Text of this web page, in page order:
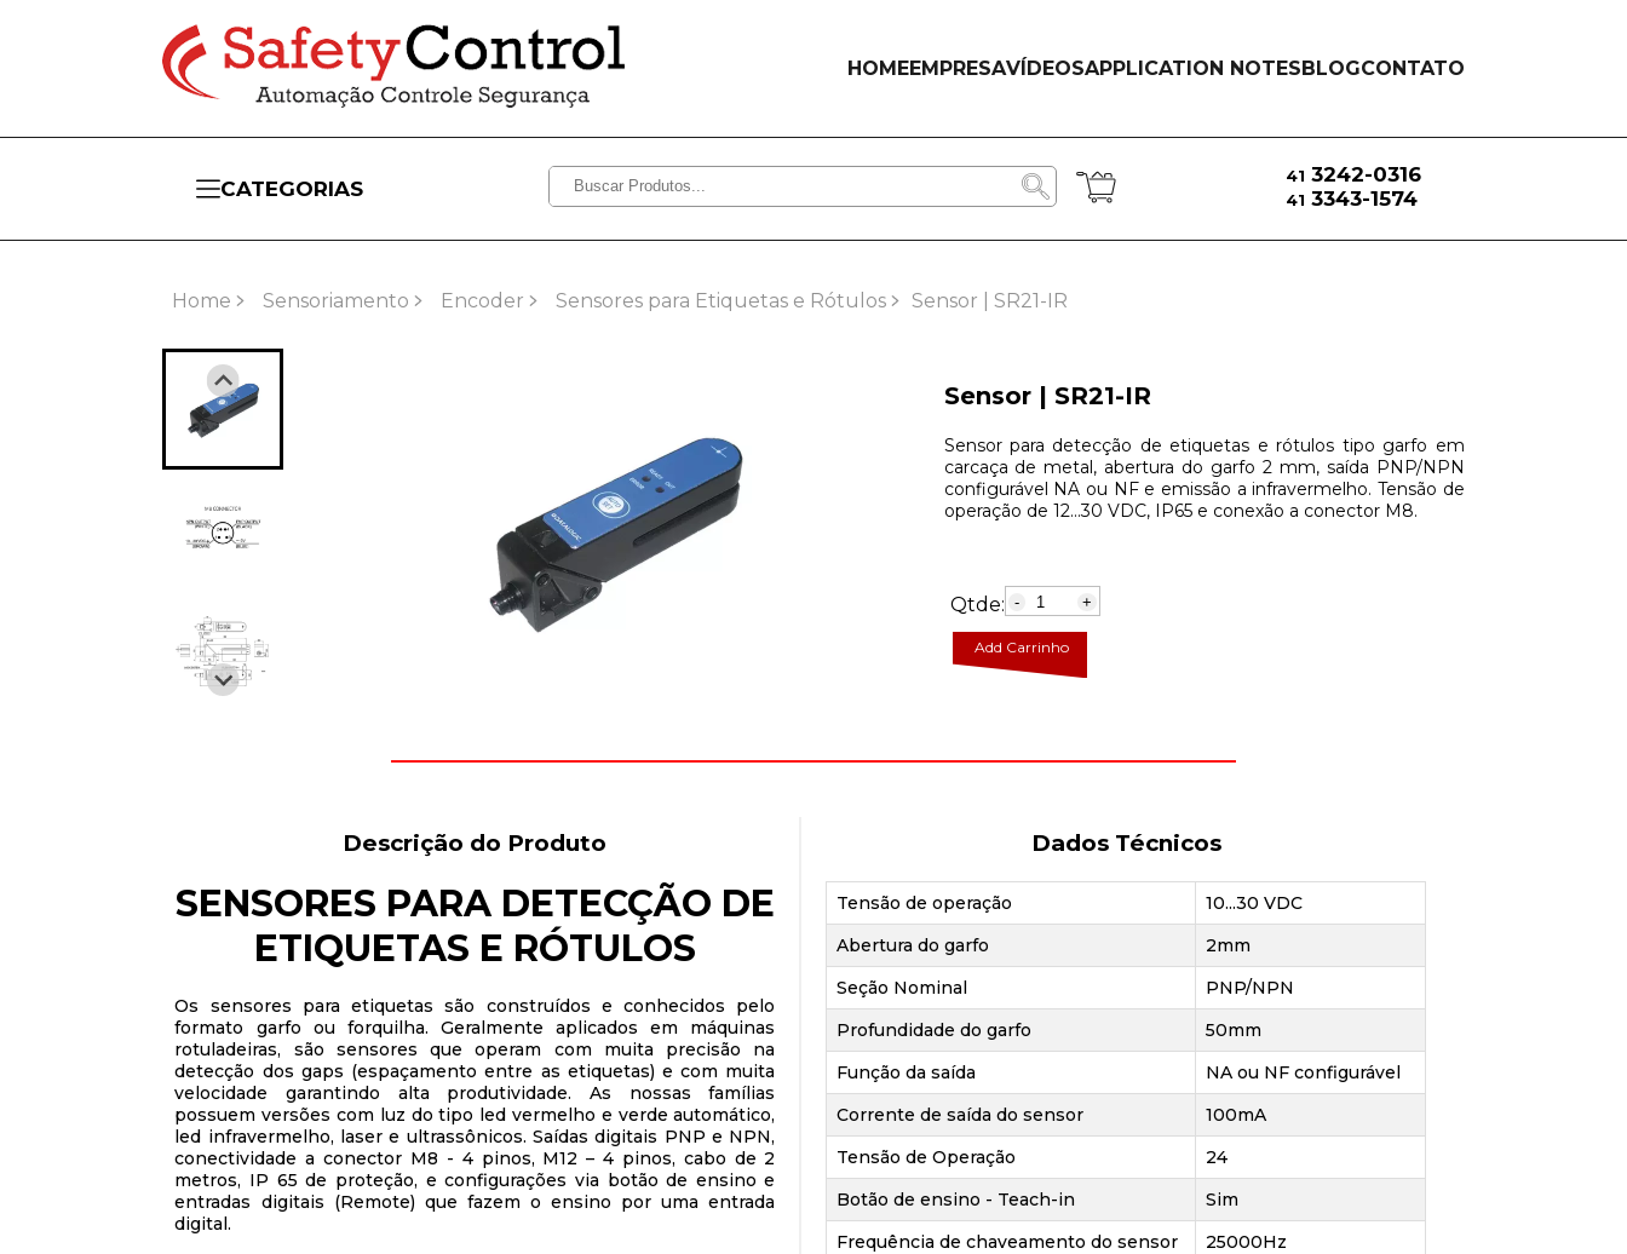
HOMEEMPRESAVÍDEOSAPPLICATION NOTESBLOGCONTATO
CATEGORIAS
41 3242-0316
41 3343-1574
Home Sensoriamento Encoder Sensores para Etiquetas e Rótulos Sensor | SR21-IR
Sensor | SR21-IR
Sensor para detecção de etiquetas e rótulos tipo garfo em
carcaça de metal, abertura do garfo 2 mm, saída PNP/NPN
configurável NA ou NF e emissão a infravermelho. Tensão de
operação de 12...30 VDC, IP65 e conexão a conector M8.
Qtde: - +
Add Carrinho
Descrição do Produto
SENSORES PARA DETECÇÃO DE
ETIQUETAS E RÓTULOS
Os sensores para etiquetas são construídos e conhecidos pelo
formato garfo ou forquilha. Geralmente aplicados em máquinas
rotuladeiras, são sensores que operam com muita precisão na
detecção dos gaps (espaçamento entre as etiquetas) e com muita
velocidade garantindo alta produtividade. As nossas famílias
possuem versões com luz do tipo led vermelho e verde automático,
led infravermelho, laser e ultrassônicos. Saídas digitais PNP e NPN,
conectividade a conector M8 - 4 pinos, M12 – 4 pinos, cabo de 2
metros, IP 65 de proteção, e configurações via botão de ensino e
entradas digitais (Remote) que fazem o ensino por uma entrada
digital.
Dados Técnicos
Tensão de operação
10...30 VDC
Abertura do garfo
2mm
Seção Nominal
PNP/NPN
Profundidade do garfo
50mm
Função da saída
NA ou NF configurável
Corrente de saída do sensor
100mA
Tensão de Operação
24
Botão de ensino - Teach-in
Sim
Frequência de chaveamento do sensor
25000Hz